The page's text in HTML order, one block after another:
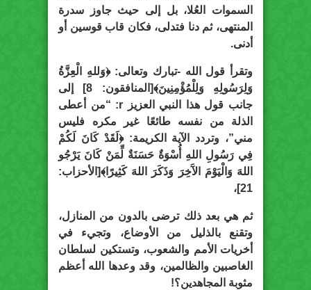
السموات العُلا، بل إلى حيث جاوز سدرة
المنتهى، ثم دنا فتدلى، فكان قاب قوسين أو
أدنى.
وتقرأ قول الله -تبارك وتعالى: ﴿وَللهِ الْعِزَّةُ
وَلِرَسُولِهِ وَلِلْمُؤْمِنِينَ﴾[المنافقون: 8] إلى
جانب قول هذا النبي العزيز r: “من أعطى
الذلة من نفسه طائعًا غير مكره فليس
مني”، وتردد الآية الكريمة: ﴿لَقَدْ كَانَ لَكُمْ
فِي رَسُولِ اللهِ أُسْوَةٌ حَسَنَةٌ لِّمَنْ كَانَ يَرْجُو
اللهَ وَالْيَوْمَ الآَخِرَ وَذَكَرَ اللهَ كَثِيرًا﴾[الأحزاب:
21]،
ثم هي بعد ذلك ترضى بالدون من المنازل،
وتقنع بالذليل من الأوضاع، وتجيء في
أخريات الأمم والشعوب، وتستكين لسلطان
الغاصبين والظالمين، وقد وعدها الله أعظم
مثوبة المجاهدين؟!